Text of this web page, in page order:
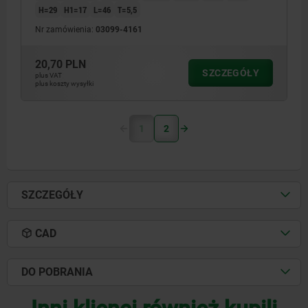
H=29 H1=17 L=46 T=5,5
Nr zamówienia: 03099-4161
20,70 PLN
plus VAT
plus koszty wysyłki
SZCZEGÓŁY
1 2
SZCZEGÓŁY
CAD
DO POBRANIA